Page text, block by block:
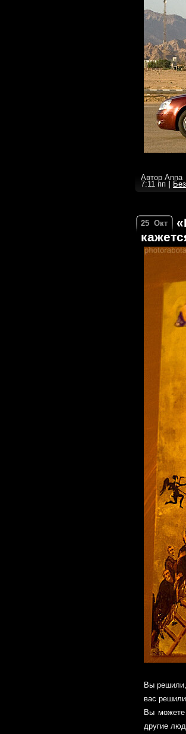
Автор Anna
7:11 пп
25 Окт
Вы
вас
Вы можете
другие